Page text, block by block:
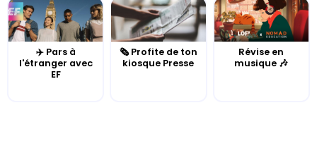
✈️ Pars à
l'étranger avec
EF
🗞️ Profite de ton
kiosque Presse
Révise en
musique 🎶